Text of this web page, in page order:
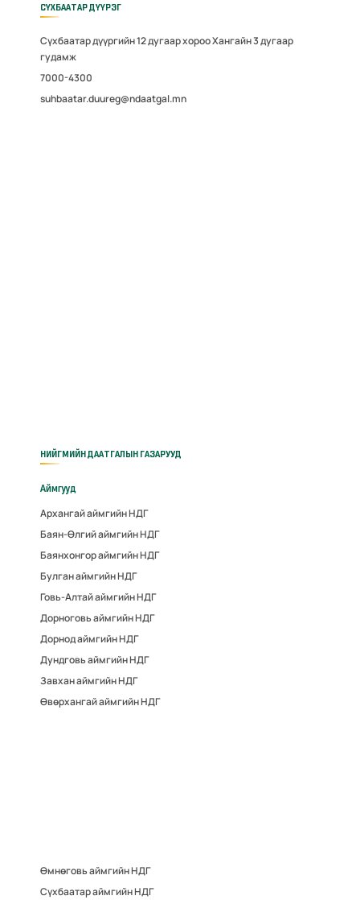
СҮХБААТАР ДҮҮРЭГ
Сүхбаатар дүүргийн 12 дугаар хороо Хангайн 3 дугаар
гудамж
7000-4300
suhbaatar.duureg@ndaatgal.mn
НИЙГМИЙН ДААТГАЛЫН ГАЗАРУУД
Аймгууд
Архангай аймгийн НДГ
Баян-Өлгий аймгийн НДГ
Баянхонгор аймгийн НДГ
Булган аймгийн НДГ
Говь-Алтай аймгийн НДГ
Дорноговь аймгийн НДГ
Дорнод аймгийн НДГ
Дундговь аймгийн НДГ
Завхан аймгийн НДГ
Өвөрхангай аймгийн НДГ
Өмнөговь аймгийн НДГ
Сүхбаатар аймгийн НДГ